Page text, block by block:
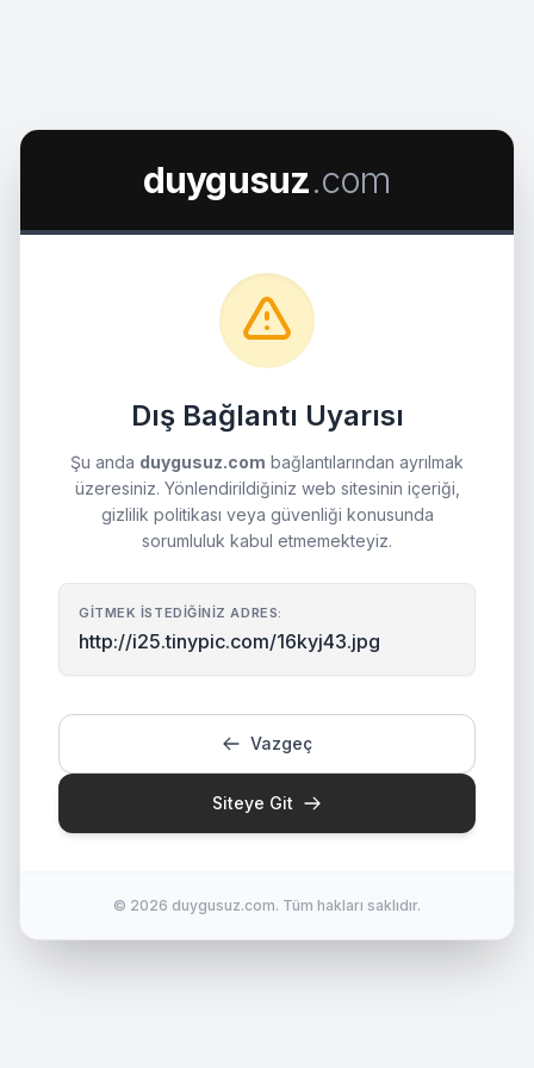
duygusuz.com
Dış Bağlantı Uyarısı
Şu anda duygusuz.com bağlantılarından ayrılmak
üzeresiniz. Yönlendirildiğiniz web sitesinin içeriği,
gizlilik politikası veya güvenliği konusunda
sorumluluk kabul etmemekteyiz.
GITMEK İSTEDIĞINIZ ADRES:
http://i25.tinypic.com/16kyj43.jpg
Vazgeç
Siteye Git
© 2026 duygusuz.com. Tüm hakları saklıdır.